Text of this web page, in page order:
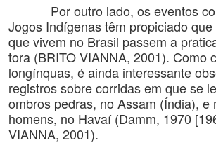
Por outro lado, os eventos
Jogos Indígenas têm propiciado
que vivem no Brasil passem a
tora (BRITO VIANNA, 2001). Como
longínquas, é ainda interessante
registros sobre corridas em que se
ombros pedras, no Assam (Índia), e
homens, no Havaí (Damm, 1970
VIANNA, 2001).